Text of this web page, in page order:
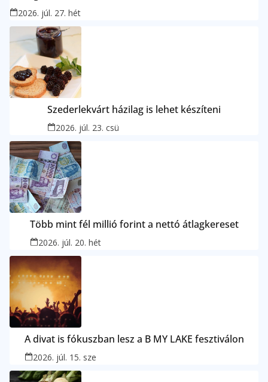
2026. júl. 27. hét
Szederlekvárt házilag is lehet készíteni
2026. júl. 23. csü
Több mint fél millió forint a nettó átlagkereset
2026. júl. 20. hét
A divat is fókuszban lesz a B MY LAKE fesztiválon
2026. júl. 15. sze